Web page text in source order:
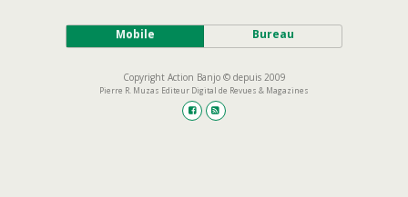
Mobile Bureau
Copyright Action Banjo © depuis 2009
Pierre R. Muzas Editeur Digital de Revues & Magazines